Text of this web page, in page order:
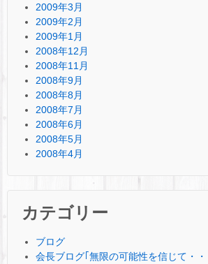
2009年3月
2009年2月
2009年1月
2008年12月
2008年11月
2008年9月
2008年8月
2008年7月
2008年6月
2008年5月
2008年4月
カテゴリー
ブログ
会長ブログ｢無限の可能性を信じて・・